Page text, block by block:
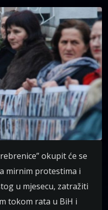
okupit će se
mirnim protestima i
u mjesecu, zatražiti
tokom rata u BiH i